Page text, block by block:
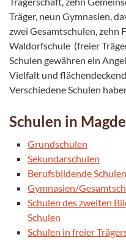
Träger, neun Gymnasien,
zwei Gesamtschulen, zehn
Waldorfschule (freier
Schulen gewähren ein
Vielfalt und
Verschiedene Schulen
Schulen in
Grundschulen
Sekundarschulen
Berufsbildende Schulen
Gymnasien/
Schulen des zweiten
Schulen
Schulen in freier